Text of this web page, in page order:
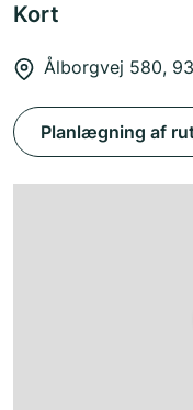
Kort
Ålborgvej 580,
Planlægning af